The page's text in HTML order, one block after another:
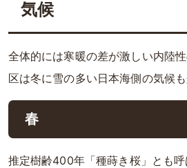
気候
全体的には寒暖の差が激しい内陸
区は冬に雪の多い日本海側の気候も
春
推定樹齢400年「種蒔き桜」とも